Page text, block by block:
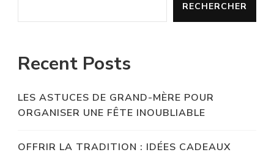
RECHERCHER
Recent Posts
LES ASTUCES DE GRAND-MÈRE POUR
ORGANISER UNE FÊTE INOUBLIABLE
OFFRIR LA TRADITION : IDÉES CADEAUX